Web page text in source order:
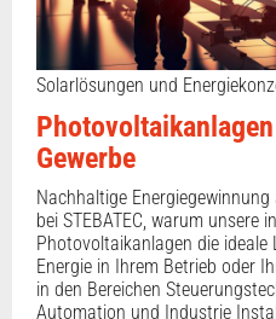
Solarlösungen und
Gewerbe
Nachhaltige
bei STEBATEC, warum unsere
Photovoltaikanlagen die
Energie in Ihrem Betrieb oder
in den Bereichen
Automation und Industrie